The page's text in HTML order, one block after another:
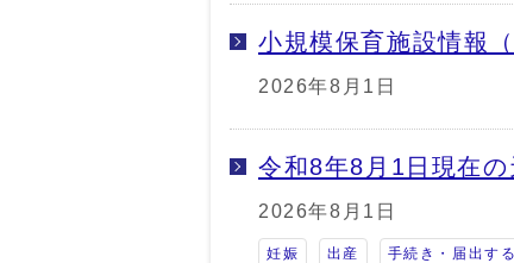
小規模保育施設情報
2026年8月1日
令和8年8月1日現在
2026年8月1日
妊娠 出産 手続き・届出する